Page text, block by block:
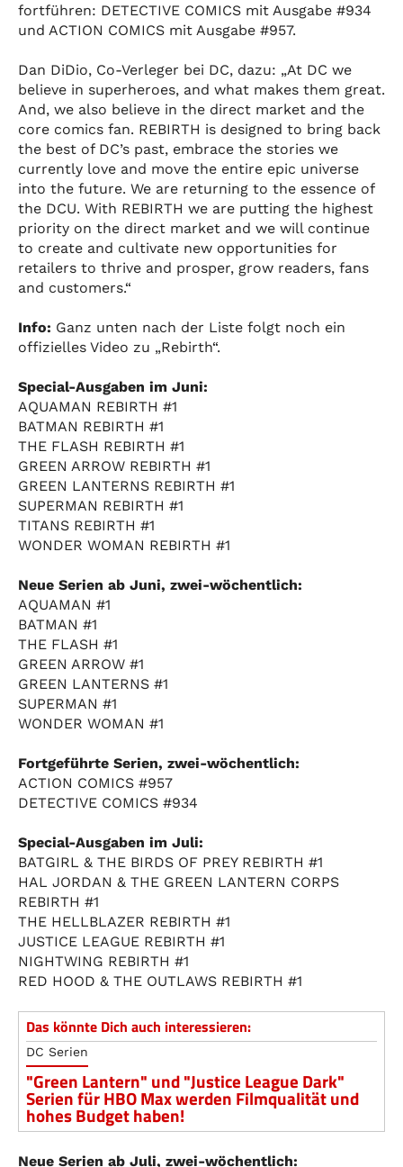
fortführen: DETECTIVE COMICS mit Ausgabe #934
und ACTION COMICS mit Ausgabe #957.
Dan DiDio, Co-Verleger bei DC, dazu: „At DC we
believe in superheroes, and what makes them great.
And, we also believe in the direct market and the
core comics fan. REBIRTH is designed to bring back
the best of DC’s past, embrace the stories we
currently love and move the entire epic universe
into the future. We are returning to the essence of
the DCU. With REBIRTH we are putting the highest
priority on the direct market and we will continue
to create and cultivate new opportunities for
retailers to thrive and prosper, grow readers, fans
and customers.“
Info: Ganz unten nach der Liste folgt noch ein
offizielles Video zu „Rebirth“.
Special-Ausgaben im Juni:
AQUAMAN REBIRTH #1
BATMAN REBIRTH #1
THE FLASH REBIRTH #1
GREEN ARROW REBIRTH #1
GREEN LANTERNS REBIRTH #1
SUPERMAN REBIRTH #1
TITANS REBIRTH #1
WONDER WOMAN REBIRTH #1
Neue Serien ab Juni, zwei-wöchentlich:
AQUAMAN #1
BATMAN #1
THE FLASH #1
GREEN ARROW #1
GREEN LANTERNS #1
SUPERMAN #1
WONDER WOMAN #1
Fortgeführte Serien, zwei-wöchentlich:
ACTION COMICS #957
DETECTIVE COMICS #934
Special-Ausgaben im Juli:
BATGIRL & THE BIRDS OF PREY REBIRTH #1
HAL JORDAN & THE GREEN LANTERN CORPS
REBIRTH #1
THE HELLBLAZER REBIRTH #1
JUSTICE LEAGUE REBIRTH #1
NIGHTWING REBIRTH #1
RED HOOD & THE OUTLAWS REBIRTH #1
Das könnte Dich auch interessieren:
DC Serien
"Green Lantern" und "Justice League Dark"
Serien für HBO Max werden Filmqualität und
hohes Budget haben!
Neue Serien ab Juli, zwei-wöchentlich: